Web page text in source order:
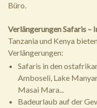
Büro.
Verlängerungen Safaris –
Tanzania und Kenya
Verlängerungen:
Safaris in den
Amboseli, Lake
Masai Mara...
Badeurlaub auf der